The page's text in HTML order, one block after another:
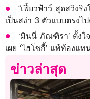
“เฟี้ยวฟ้าว์ สุดสวิงริ
เป็นสง่า 3 ตัวแบบตรงไ
‘มินนี่ ภัณฑิรา’ ตั้ง
เผย ‘ไฮโซกี้’ แพ้ท้องแ
ข่าวล่าสุด